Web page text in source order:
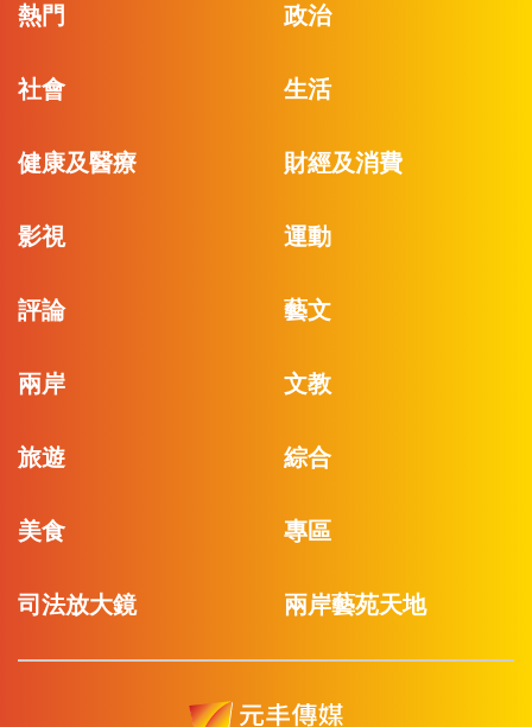
熱門 政治
社會 生活
健康及醫療 財經及消費
影視 運動
評論 藝文
兩岸 文教
旅遊 綜合
美食 專區
司法放大鏡 兩岸藝苑天地